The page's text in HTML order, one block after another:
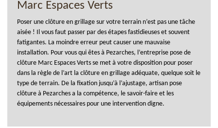
Marc Espaces Verts
Poser une clôture en grillage sur votre terrain n’est pas une tâche
aisée ! Il vous faut passer par des étapes fastidieuses et souvent
fatigantes. La moindre erreur peut causer une mauvaise
installation. Pour vous qui êtes à Pezarches, l’entreprise pose de
clôture Marc Espaces Verts se met à votre disposition pour poser
dans la règle de l’art la clôture en grillage adéquate, quelque soit le
type de terrain. De la fixation jusqu’à l’ajustage, artisan pose
clôture à Pezarches a la compétence, le savoir-faire et les
équipements nécessaires pour une intervention digne.